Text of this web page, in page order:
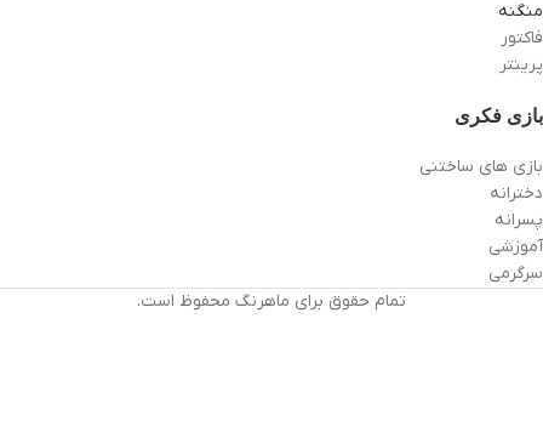
منگنه
فاکتور
پرینتر
بازی فکری
بازی های ساختنی
دخترانه
پسرانه
آموزشی
سرگرمی
تمام حقوق برای ماهرنگ محفوظ است.